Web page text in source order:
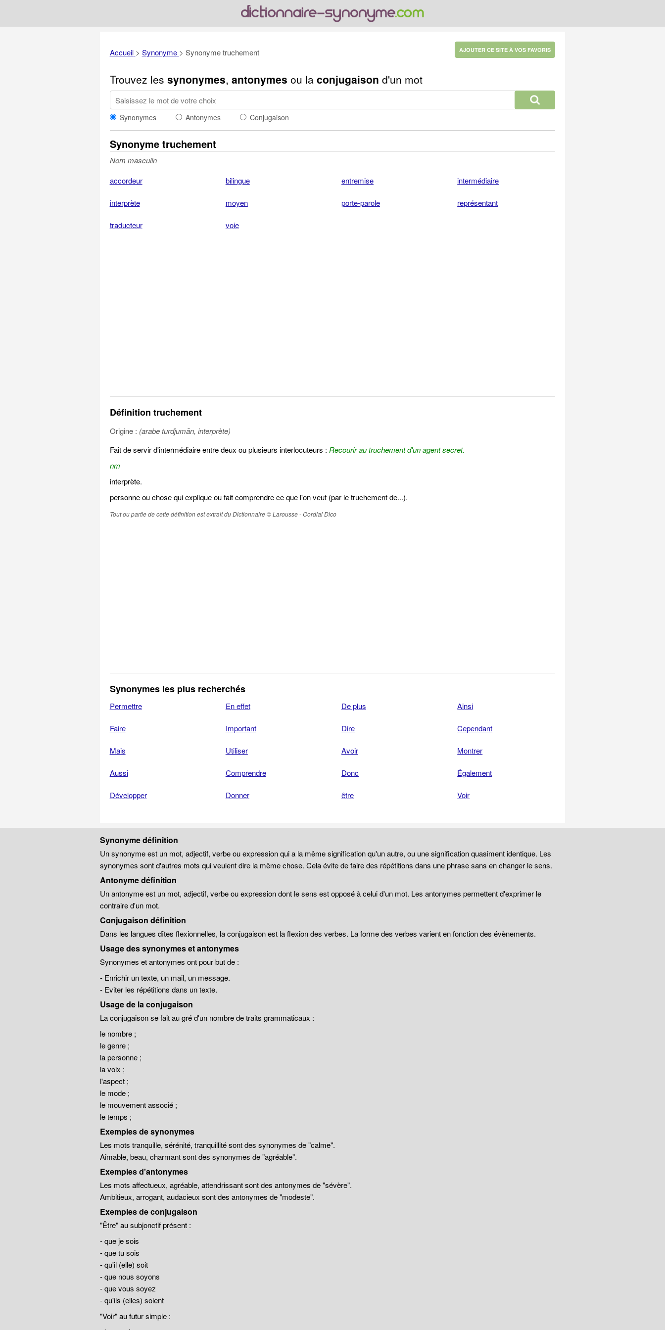
Accueil > Synonyme > Synonyme truchement AJOUTER CE SITE À VOS FAVORIS
Trouvez les synonymes, antonymes ou la conjugaison d'un mot
Synonymes Antonymes Conjugaison
Synonyme truchement
Nom masculin
accordeur
bilingue entremise intermédiaire
interprète moyen porte-parole représentant
traducteur voie
Définition truchement
Origine : (arabe turdjumān, interprète)
Fait de servir d'intermédiaire entre deux ou plusieurs interlocuteurs : Recourir au truchement d'un agent secret.
nm
interprète.
personne ou chose qui explique ou fait comprendre ce que l'on veut (par le truchement de...).
Tout ou partie de cette définition est extrait du Dictionnaire © Larousse - Cordial Dico
Synonymes les plus recherchés
Permettre En effet De plus Ainsi
Faire Important Dire Cependant
Mais Utiliser Avoir Montrer
Aussi Comprendre Donc Également
Développer Donner être Voir
Synonyme définition
Un synonyme est un mot, adjectif, verbe ou expression qui a la même signification qu'un autre, ou une signification quasiment identique. Les
synonymes sont d'autres mots qui veulent dire la même chose. Cela évite de faire des répétitions dans une phrase sans en changer le sens.
Antonyme définition
Un antonyme est un mot, adjectif, verbe ou expression dont le sens est opposé à celui d'un mot. Les antonymes permettent d'exprimer le
contraire d'un mot.
Conjugaison définition
Dans les langues dîtes flexionnelles, la conjugaison est la flexion des verbes. La forme des verbes varient en fonction des évènements.
Usage des synonymes et antonymes
Synonymes et antonymes ont pour but de :
- Enrichir un texte, un mail, un message.
- Eviter les répétitions dans un texte.
Usage de la conjugaison
La conjugaison se fait au gré d'un nombre de traits grammaticaux :
le nombre ;
le genre ;
la personne ;
la voix ;
l'aspect ;
le mode ;
le mouvement associé ;
le temps ;
Exemples de synonymes
Les mots tranquille, sérénité, tranquillité sont des synonymes de "calme".
Aimable, beau, charmant sont des synonymes de "agréable".
Exemples d'antonymes
Les mots affectueux, agréable, attendrissant sont des antonymes de "sévère".
Ambitieux, arrogant, audacieux sont des antonymes de "modeste".
Exemples de conjugaison
"Être" au subjonctif présent :
- que je sois
- que tu sois
- qu'il (elle) soit
- que nous soyons
- que vous soyez
- qu'ils (elles) soient
"Voir" au futur simple :